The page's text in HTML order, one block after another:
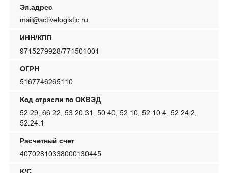
Красноярский край
Ямало-Ненецкий АО
Вакансии
Реквизиты
Эл.адрес
mail@activelogistic.ru
ИНН/КПП
9715279928/771501001
ОГРН
5167746265110
Код отрасли по ОКВЭД
52.29, 66.22, 53.20.31, 50.40, 52.10, 52.10.4, 52.24.2,
52.24.1
Расчетный счет
40702810338000130445